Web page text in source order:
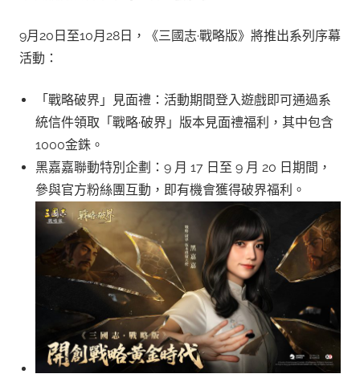
9月20日至10月28日，《三國志·戰略版》將推出系列序幕
活動：
「戰略破界」見面禮：活動期間登入遊戲即可通過系
統信件領取「戰略·破界」版本見面禮福利，其中包含
1000金銖。
黑嘉嘉聯動特別企劃：9 月 17 日至 9 月 20 日期間，
參與官方粉絲團互動，即有機會獲得破界福利。